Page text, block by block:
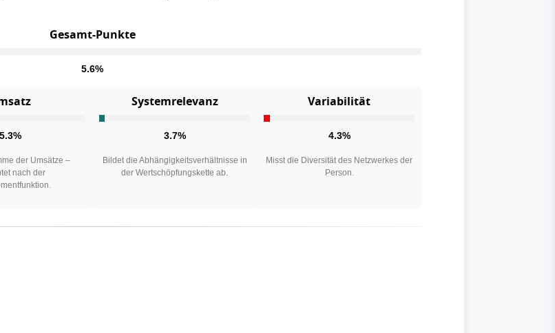
Gesamt-Punkte
5.6%
5.3%
der Umsätze –
nach der
Systemrelevanz
3.7%
Bildet die Abhängigkeitsverhältnisse in
der Wertschöpfungskette ab.
Variabilität
4.3%
Misst die Diversität des Netzwerkes der
Person.